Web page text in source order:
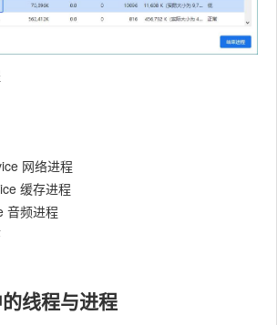
网络进程
缓存进程
音频进程
线程与进程